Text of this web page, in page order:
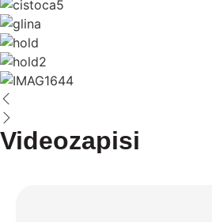
Videozapisi